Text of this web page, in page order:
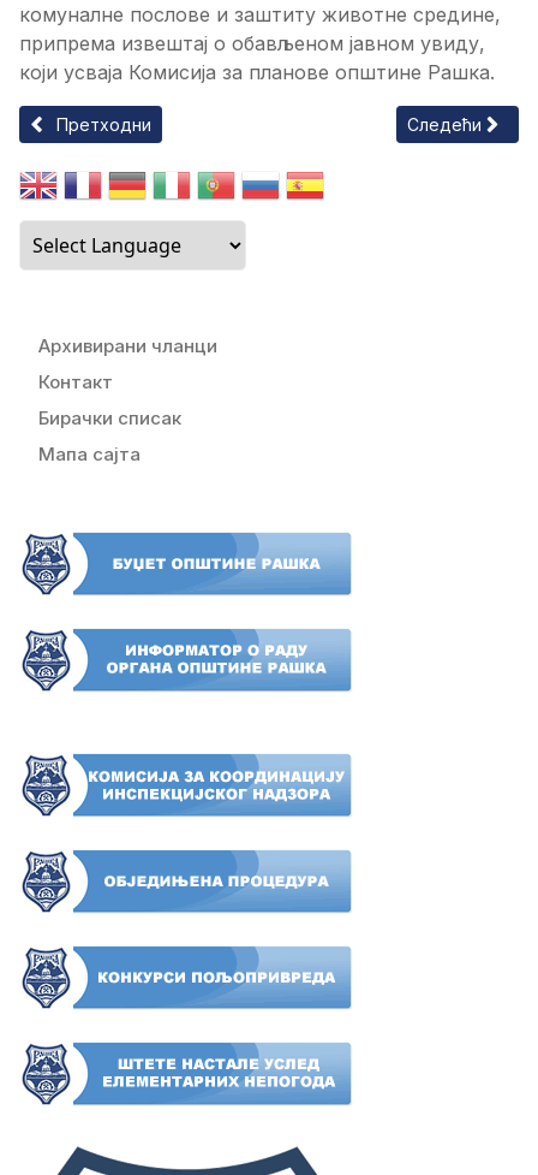
комуналне послове и заштиту животне средине,
припрема извештај о обављеном јавном увиду,
који усваја Комисија за планове општине Рашка.
Претходни чланак: ОГЛАШАВА ИЗЛАГАЊЕ НА ЈАВНИ УВИД
Претходни Следећи
Следећи
Архивирани чланци
Контакт
Бирачки списак
Мапа сајта